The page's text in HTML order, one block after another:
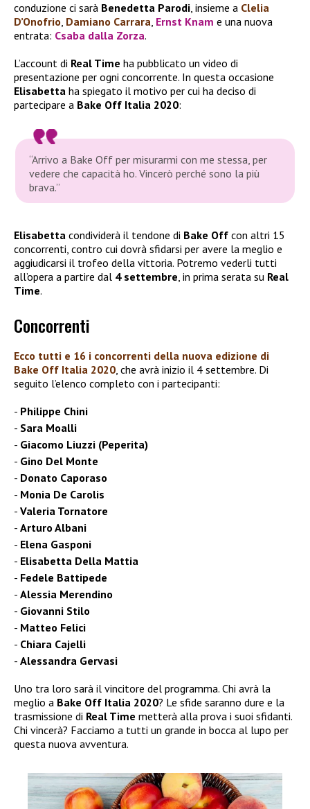
conduzione ci sarà Benedetta Parodi , insieme a Clelia
D’Onofrio Damiano Carrara Ernst Knam e una nuova
entrata: Csaba dalla Zorza.
L’account di Real Time ha pubblicato un video di
presentazione per ogni concorrente. In questa occasione
Elisabetta ha spiegato il motivo per cui ha deciso di
partecipare a Bake Off Italia 2020:
“Arrivo a Bake Off per misurarmi con me stessa, per
vedere che capacità ho. Vincerò perché sono la più
brava.”
Elisabetta condividerà il tendone di Bake Off con altri 15
concorrenti, contro cui dovrà sfidarsi per avere la meglio e
aggiudicarsi il trofeo della vittoria. Potremo vederli tutti
all’opera a partire dal 4 settembre , in prima serata su Real
Time.
Concorrenti
Ecco tutti e 16 i concorrenti della nuova edizione di
Bake Off Italia 2020, che avrà inizio il 4 settembre. Di
seguito l’elenco completo con i partecipanti:
Philippe Chini
Sara Moalli
Giacomo Liuzzi (Peperita)
Gino Del Monte
Donato Caporaso
Monia De Carolis
Valeria Tornatore
Arturo Albani
Elena Gasponi
Elisabetta Della Mattia
Fedele Battipede
Alessia Merendino
Giovanni Stilo
Matteo Felici
Chiara Cajelli
Alessandra Gervasi
Uno tra loro sarà il vincitore del programma. Chi avrà la
meglio a Bake Off Italia 2020? Le sfide saranno dure e la
trasmissione di Real Time metterà alla prova i suoi sfidanti.
Chi vincerà? Facciamo a tutti un grande in bocca al lupo per
questa nuova avventura.